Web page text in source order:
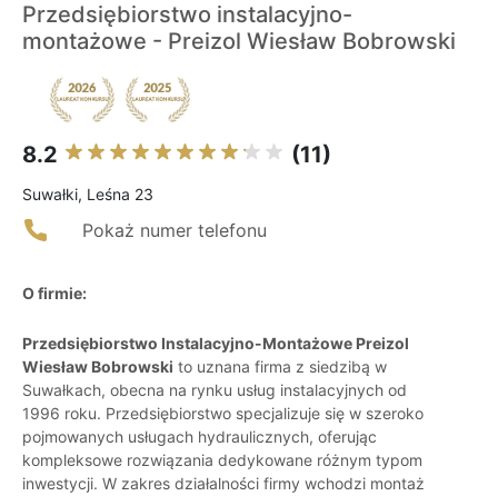
Przedsiębiorstwo instalacyjno-
montażowe - Preizol Wiesław Bobrowski
8.2 (11)
Suwałki, Leśna 23
Pokaż numer telefonu
O firmie:
Przedsiębiorstwo Instalacyjno-Montażowe Preizol
Wiesław Bobrowski to uznana firma z siedzibą w
Suwałkach, obecna na rynku usług instalacyjnych od
1996 roku. Przedsiębiorstwo specjalizuje się w szeroko
pojmowanych usługach hydraulicznych, oferując
kompleksowe rozwiązania dedykowane różnym typom
inwestycji. W zakres działalności firmy wchodzi montaż